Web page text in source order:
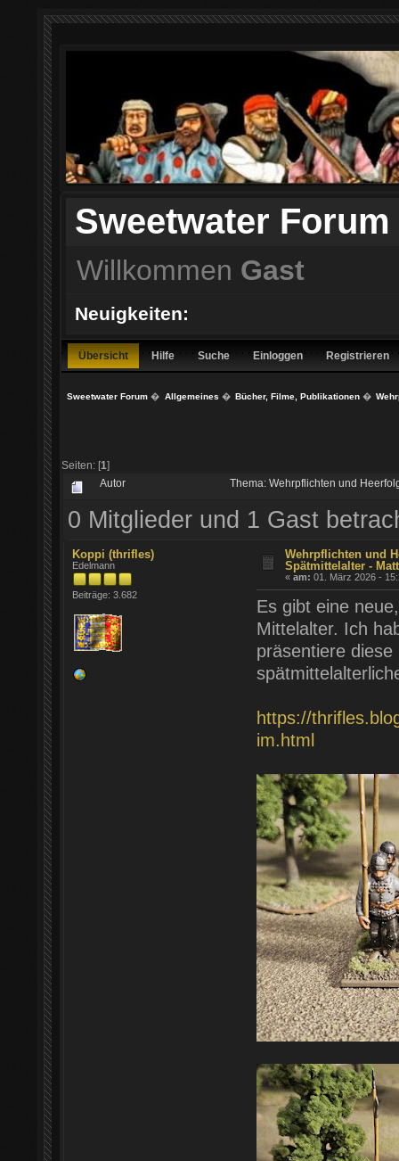
Sweetwater Forum
Willkommen Gast
Neuigkeiten:
Übersicht Hilfe Suche Einloggen Registrieren
Sweetwater Forum � Allgemeines � Bücher, Filme, Publikationen�
Seiten: [1]
Autor Thema: Wehrpflichten und
0 Mitglieder und 1 Gast
Koppi (thrifles)
Edelmann
Beiträge: 3.682
Wehrpflichten und
Spätmittelalter -
«am: 01. März 2026 -
Es gibt eine
Mittelalter. Ich
präsentiere
https://
im.html